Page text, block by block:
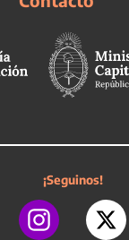
¡Seguinos!